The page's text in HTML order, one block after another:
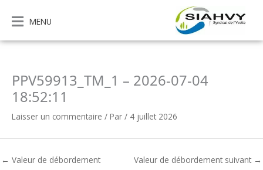
contenu
MENU
PPV59913_TM_1 – 2026-07-04
18:52:11
Laisser un commentaire / Par / 4 juillet 2026
← Valeur de débordement
Valeur de débordement suivant →